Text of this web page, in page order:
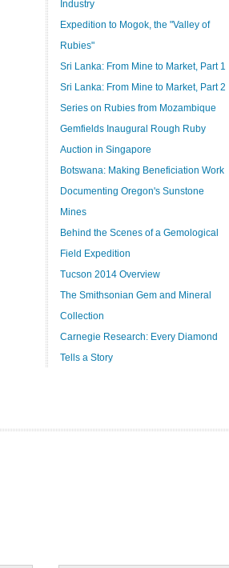
Industry
Expedition to Mogok, the "Valley of
Rubies"
Sri Lanka: From Mine to Market, Part 1
Sri Lanka: From Mine to Market, Part 2
Series on Rubies from Mozambique
Gemfields Inaugural Rough Ruby
Auction in Singapore
Botswana: Making Beneficiation Work
Documenting Oregon's Sunstone
Mines
Behind the Scenes of a Gemological
Field Expedition
Tucson 2014 Overview
The Smithsonian Gem and Mineral
Collection
Carnegie Research: Every Diamond
Tells a Story